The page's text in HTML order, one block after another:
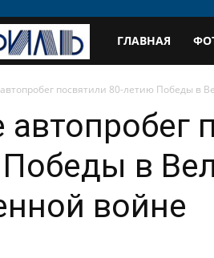
профиль
ГЛАВНАЯ
посвятили 80-летию Победы в
автопробег
в
войне